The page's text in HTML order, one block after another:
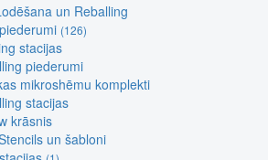
un Reballing
(126)
stacijas
piederumi
mikroshēmu komplekti
stacijas
krāsnis
un šabloni